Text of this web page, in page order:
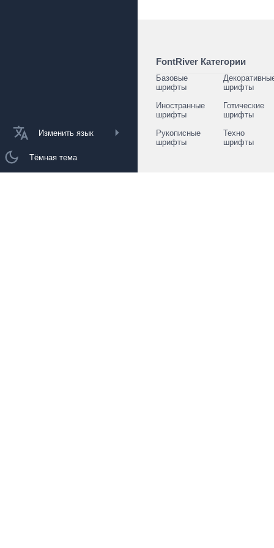
Изменить язык
Тёмная тема
FontRiver Категории
Базовые
шрифты
шрифты
Иностранные
шрифты
Готические
шрифты
Рукописные
шрифты
Техно
шрифты